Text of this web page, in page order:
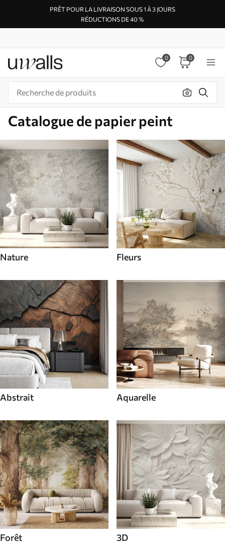
PRÊT POUR LA LIVRAISON SOUS 1 À 3 JOURS
RÉDUCTIONS DE 40 %
0 0
Catalogue de papier peint
Nature Fleurs
Abstrait Aquarelle
Forêt 3D